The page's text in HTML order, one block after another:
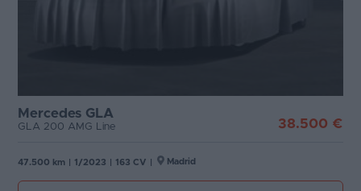
Mercedes GLA
GLA 200 AMG Line 38.500 €
47.500 km 1/2023 163 CV Madrid